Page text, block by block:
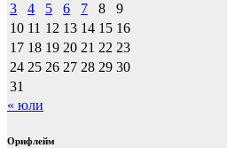
3
4 5 6 7 8
9
10 11 12 13 14 15 16
17 18 19 20 21 22 23
24 25 26 27 28 29 30
31
« юли
Орифлейм